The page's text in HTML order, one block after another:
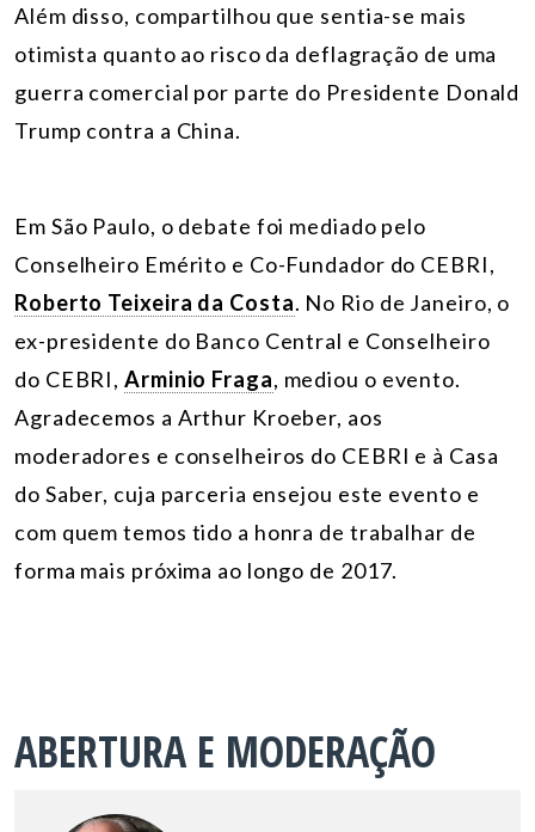
Além disso, compartilhou que sentia-se mais
otimista quanto ao risco da deflagração de uma
guerra comercial por parte do Presidente Donald
Trump contra a China.
Em São Paulo, o debate foi mediado pelo
Conselheiro Emérito e Co-Fundador do CEBRI,
Roberto Teixeira da Costa. No Rio de Janeiro, o
ex-presidente do Banco Central e Conselheiro
do CEBRI,Arminio Fraga, mediou o evento.
Agradecemos a Arthur Kroeber, aos
moderadores e conselheiros do CEBRI e à Casa
do Saber, cuja parceria ensejou este evento e
com quem temos tido a honra de trabalhar de
forma mais próxima ao longo de 2017.
ABERTURA E MODERAÇÃO